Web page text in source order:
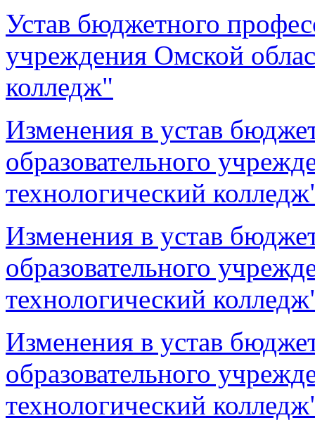
Устав бюджетного
учреждения Омской
колледж"
Изменения в устав
образовательного
технологический
Изменения в устав
образовательного
технологический
Изменения в устав
образовательного
технологический